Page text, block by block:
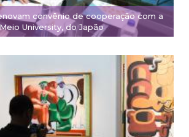
convênio de cooperação com a
Meio University, do Japão